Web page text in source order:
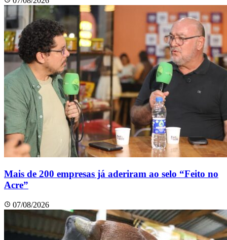
Mais de 200 empresas já aderiram ao selo “Feito no
Acre”
07/08/2026